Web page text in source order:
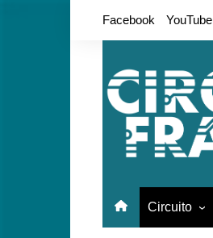
Facebook YouTube
Circuito